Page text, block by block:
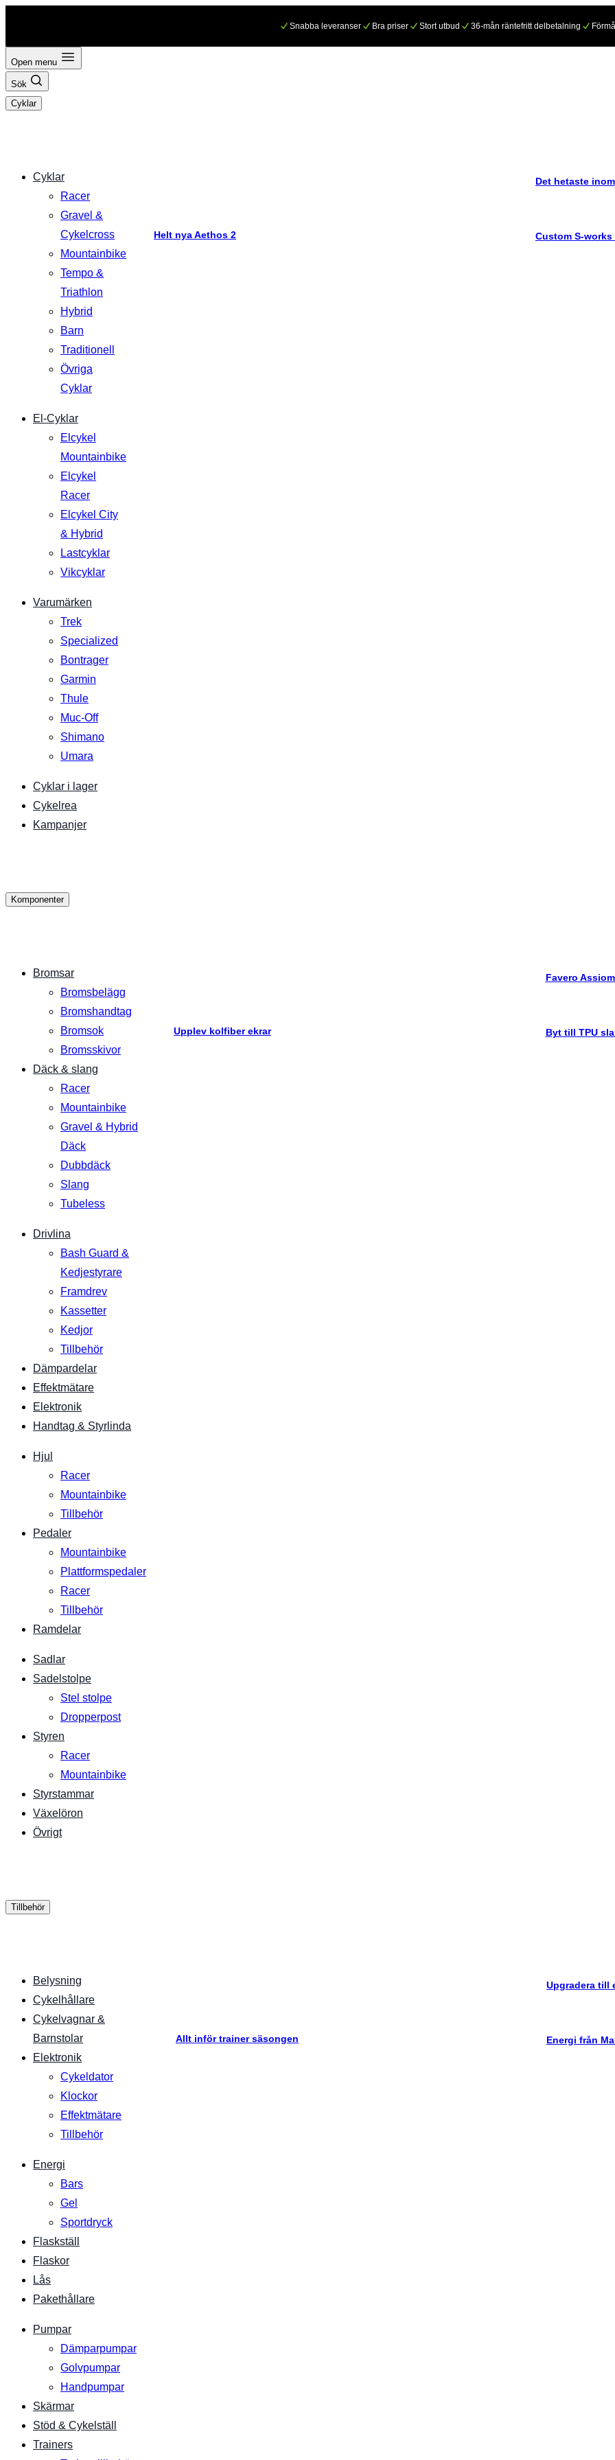
innehåll
Snabba leveranser Bra priser Stort utbud 36-mån räntefritt delbetalning
Open menu
Sök
Cyklar
Cyklar
Racer
Gravel &
Cykelcross
Mountainbike
Tempo &
Triathlon
Hybrid
Barn
Traditionell
Övriga
Cyklar
El-Cyklar
Elcykel
Mountainbike
Elcykel
Racer
Elcykel City
& Hybrid
Lastcyklar
Vikcyklar
Varumärken
Trek
Specialized
Bontrager
Garmin
Thule
Muc-Off
Shimano
Umara
Cyklar i lager
Cykelrea
Kampanjer
Helt nya Aethos 2
Det hetaste
Custom S-works
Komponenter
Bromsar
Bromsbelägg
Bromshandtag
Bromsok
Bromsskivor
Däck & slang
Racer
Mountainbike
Gravel & Hybrid
Däck
Dubbdäck
Slang
Tubeless
Drivlina
Bash Guard &
Kedjestyrare
Framdrev
Kassetter
Kedjor
Tillbehör
Dämpardelar
Effektmätare
Elektronik
Handtag & Styrlinda
Hjul
Racer
Mountainbike
Tillbehör
Pedaler
Mountainbike
Plattformspedaler
Racer
Tillbehör
Ramdelar
Sadlar
Sadelstolpe
Stel stolpe
Dropperpost
Styren
Racer
Mountainbike
Styrstammar
Växelöron
Övrigt
Upplev kolfiber ekrar
Favero
Byt till TPU
Tillbehör
Belysning
Cykelhållare
Cykelvagnar &
Barnstolar
Elektronik
Cykeldator
Klockor
Effektmätare
Tillbehör
Energi
Bars
Gel
Sportdryck
Flaskställ
Flaskor
Lås
Pakethållare
Pumpar
Dämparpumpar
Golvpumpar
Handpumpar
Skärmar
Stöd & Cykelställ
Trainers
Allt inför trainer säsongen
Upgradera till
Energi från